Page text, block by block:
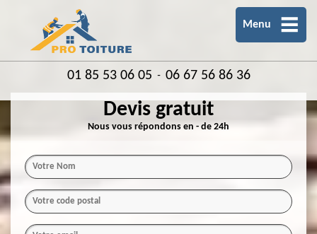
Menu
01 85 53 06 05 - 06 67 56 86 36
Devis gratuit
Nous vous répondons en - de 24h